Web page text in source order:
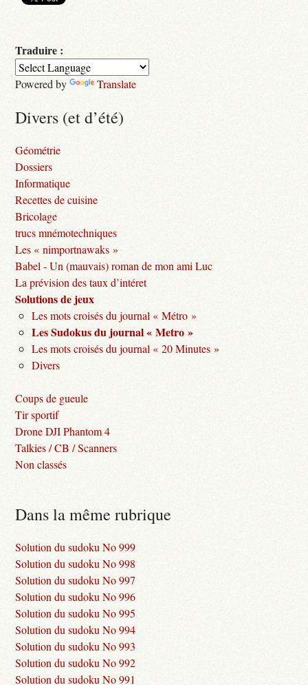
Traduire :
Powered by Translate
Divers (et d’été)
Géométrie
Dossiers
Informatique
Recettes de cuisine
Bricolage
trucs mnémotechniques
Les « nimportnawaks »
Babel - Un (mauvais) roman de mon ami Luc
La prévision des taux d’intéret
Solutions de jeux
Les mots croisés du journal « Métro »
Les Sudokus du journal « Metro »
Les mots croisés du journal « 20 Minutes »
Divers
Coups de gueule
Tir sportif
Drone DJI Phantom 4
Talkies / CB / Scanners
Non classés
Dans la même rubrique
Solution du sudoku No 999
Solution du sudoku No 998
Solution du sudoku No 997
Solution du sudoku No 996
Solution du sudoku No 995
Solution du sudoku No 994
Solution du sudoku No 993
Solution du sudoku No 992
Solution du sudoku No 991